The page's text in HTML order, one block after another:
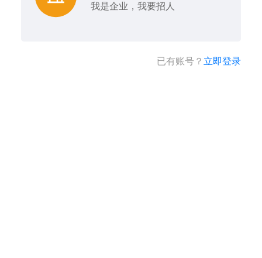
我是企业，我要招人
已有账号？ 立即登录